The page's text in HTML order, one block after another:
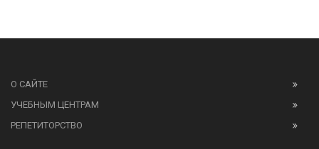
О САЙТЕ
УЧЕБНЫМ ЦЕНТРАМ
РЕПЕТИТОРСТВО